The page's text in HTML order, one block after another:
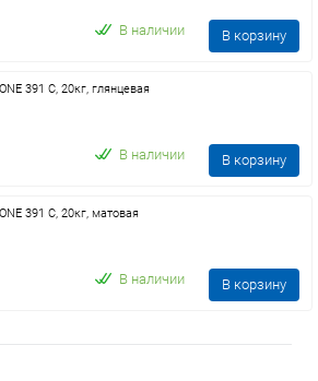
В наличии В корзину
391 C, 20кг, глянцевая
В наличии В корзину
391 C, 20кг, матовая
В наличии В корзину